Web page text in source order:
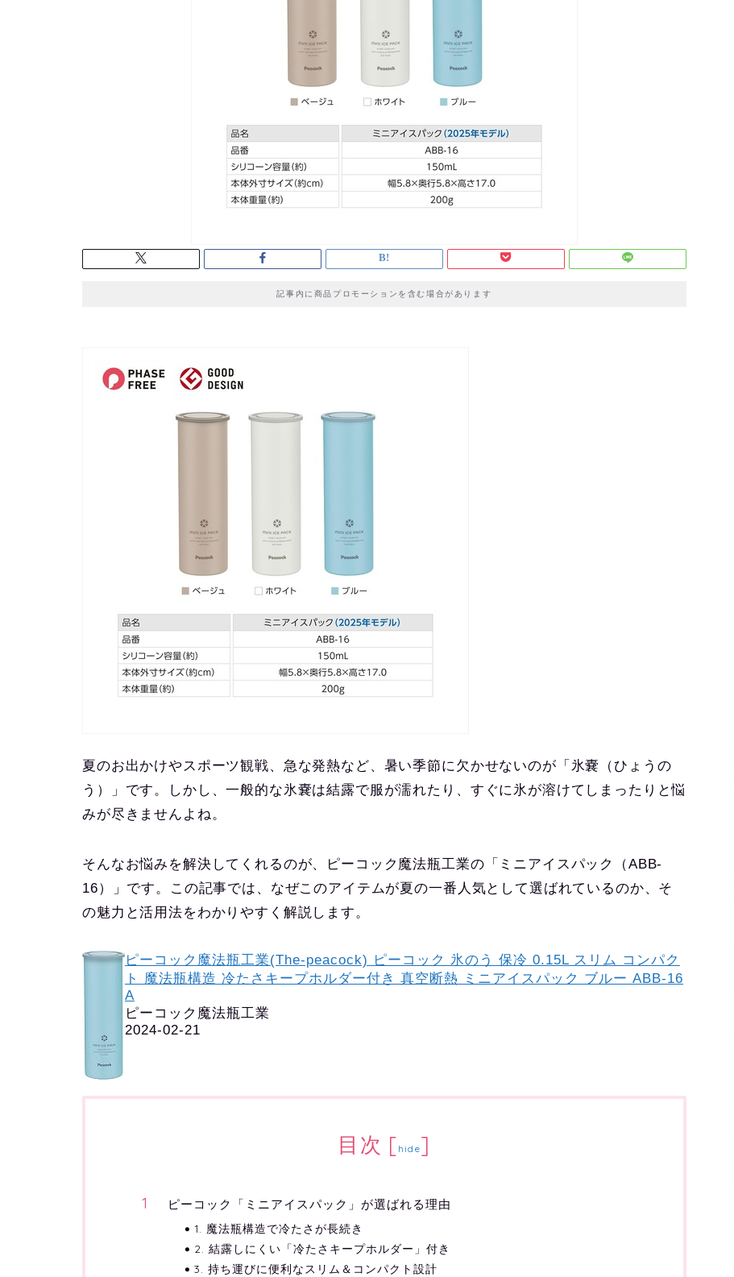
記事内に商品プロモーションを含む場合があります
夏のお出かけやスポーツ観戦、急な発熱など、暑い季節に欠かせないのが「氷嚢（ひょうの
う）」です。しかし、一般的な氷嚢は結露で服が濡れたり、すぐに氷が溶けてしまったりと悩
みが尽きませんよね。
そんなお悩みを解決してくれるのが、
ピーコック魔法瓶工業の「ミニアイスパック（ABB-
16）」 です。この記事では、なぜこのアイテムが夏の一番人気として選ばれているのか、そ
の魅力と活用法をわかりやすく解説します。
ピーコック魔法瓶工業(The-peacock) ピーコック 氷のう 保冷 0.15L スリム コンパク
ト 魔法瓶構造 冷たさキープホルダー付き 真空断熱 ミニアイスパック ブルー ABB-16
A
ピーコック魔法瓶工業
2024-02-21
目次 [ hide]
ピーコック「ミニアイスパック」が選ばれる理由
1. 魔法瓶構造で冷たさが長続き
2. 結露しにくい「冷たさキープホルダー」付き
3. 持ち運びに便利なスリム＆コンパクト設計